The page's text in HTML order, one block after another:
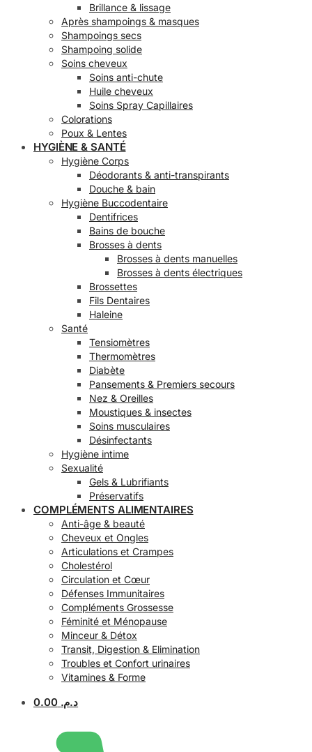
Brillance & lissage
Après shampoings & masques
Shampoings secs
Shampoing solide
Soins cheveux
Soins anti-chute
Huile cheveux
Soins Spray Capillaires
Colorations
Poux & Lentes
HYGIÈNE & SANTÉ
Hygiène Corps
Déodorants & anti-transpirants
Douche & bain
Hygiène Buccodentaire
Dentifrices
Bains de bouche
Brosses à dents
Brosses à dents manuelles
Brosses à dents électriques
Brossettes
Fils Dentaires
Haleine
Santé
Tensiomètres
Thermomètres
Diabète
Pansements & Premiers secours
Nez & Oreilles
Moustiques & insectes
Soins musculaires
Désinfectants
Hygiène intime
Sexualité
Gels & Lubrifiants
Préservatifs
COMPLÉMENTS ALIMENTAIRES
Anti-âge & beauté
Cheveux et Ongles
Articulations et Crampes
Cholestérol
Circulation et Cœur
Défenses Immunitaires
Compléments Grossesse
Féminité et Ménopause
Minceur & Détox
Transit, Digestion & Elimination
Troubles et Confort urinaires
Vitamines & Forme
د.م. 0.00